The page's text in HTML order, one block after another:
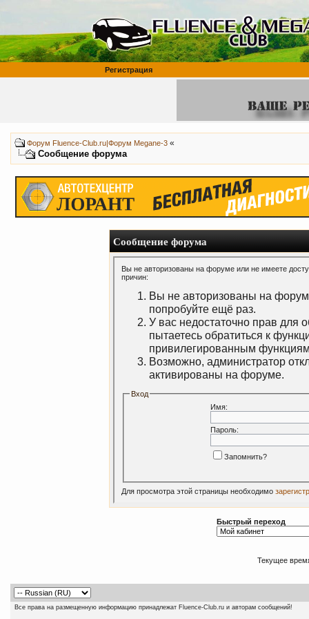
Регистрация
Форум Fluence-Club.ru|Форум Megane-3 «
Сообщение форума
Сообщение форума
Вы не авторизованы на форуме или не имеете
причин:
Вы не авторизованы на
попробуйте ещё раз.
У вас недостаточно прав для
пытаетесь обратиться к
привилегированным
Возможно, администратор
активированы на форуме.
Вход
Имя:
Пароль:
Запомнить?
Для просмотра этой страницы необходимо
Быстрый переход
Текущее
Все права на размещенную информацию принадлежат Fluence-Club.ru и авторам сообщений!